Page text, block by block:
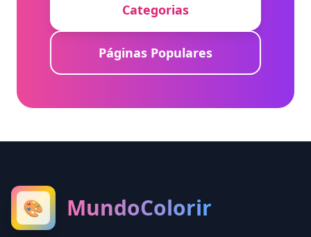
Categorias
Páginas Populares
🎨 MundoColorir